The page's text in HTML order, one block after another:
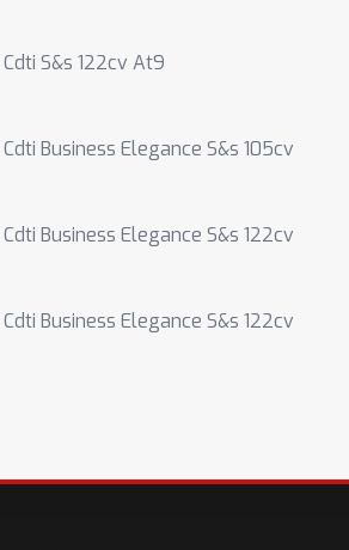
S&s 122cv At9
Business Elegance S&s 105cv
Business Elegance S&s 122cv
Business Elegance S&s 122cv